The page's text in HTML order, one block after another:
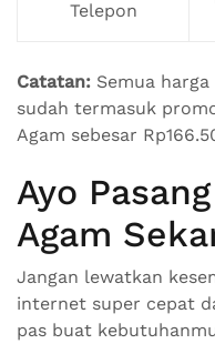
Telepon
Catatan: Semua
sudah termasuk
Agam sebesar
Ayo
Agam
Jangan lewatkan
internet super cepat
pas buat